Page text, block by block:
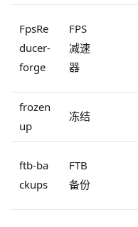
FpsRe
ducer-
forge
FPS
减速
器
frozen
up
冻结
ftb-ba
ckups
FTB
备份